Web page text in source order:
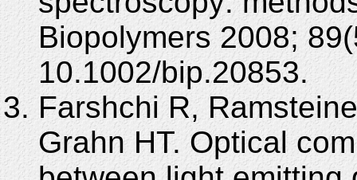
Biopolymers 2008;
10.1002/bip.20853.
Farshchi R,
Grahn HT. Optical